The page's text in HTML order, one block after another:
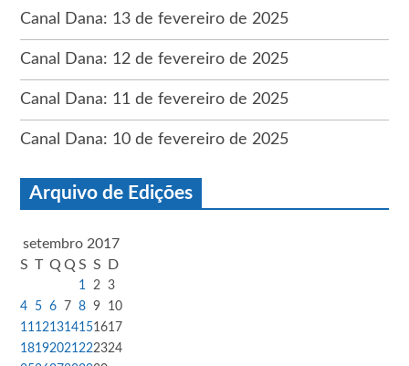
Canal Dana: 13 de fevereiro de 2025
Canal Dana: 12 de fevereiro de 2025
Canal Dana: 11 de fevereiro de 2025
Canal Dana: 10 de fevereiro de 2025
Arquivo de Edições
setembro 2017
S T Q Q S S D
1 2
3
4
5 6 7 8 9
10
11 121314151617
18192021 222324